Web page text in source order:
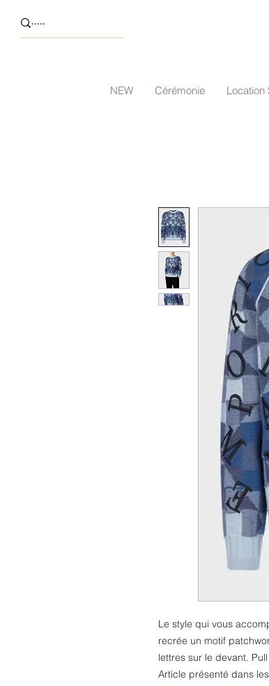
NEW Cérémonie Location
Le style qui vous
recrée un motif
lettres sur le devant.
Article présenté dans